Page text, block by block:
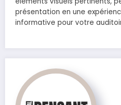
présentation en une
informative pour votre